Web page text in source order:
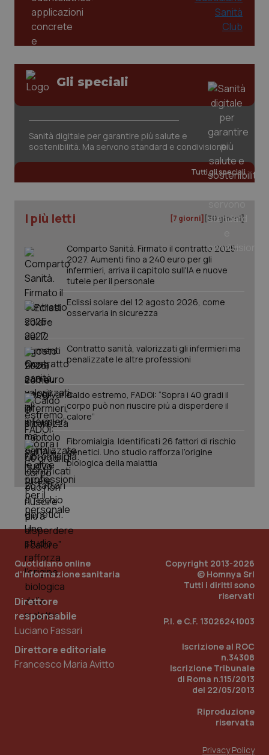
Gli speciali
Sanità digitale per garantire più salute e
sostenibilità. Ma servono standard e condivisione
Tutti gli speciali
I più letti [7 giorni] [30 giorni]
Comparto Sanità. Firmato il contratto 2025-
2027. Aumenti fino a 240 euro per gli
infermieri, arriva il capitolo sull'IA e nuove
tutele per il personale
Eclissi solare del 12 agosto 2026, come
osservarla in sicurezza
Contratto sanità, valorizzati gli infermieri ma
penalizzate le altre professioni
Caldo estremo, FADOI: “Sopra i 40 gradi il
corpo può non riuscire più a disperdere il
calore”
Fibromialgia. Identificati 26 fattori di rischio
genetici. Uno studio rafforza l’origine
biologica della malattia
Quotidiano online
d'informazione sanitaria
Direttore
responsabile
Luciano Fassari
Direttore editoriale
Francesco Maria Avitto
Copyright 2013-2026
© Homnya Srl
Tutti i diritti sono
riservati
P.I. e C.F. 13026241003
Iscrizione al ROC
n.34308
Iscrizione Tribunale
di Roma n.115/2013
del 22/05/2013
Riproduzione
riservata
Privacy Policy
tracking-sites-ironfish-
www.quotidianosanita.it
2
.quotidianosanita.it
mese
PHPSESSID
PHP.net
www.quotidianosanita.it
_ga_KM60CM4NPH .quotidianosanita.it
1
mese